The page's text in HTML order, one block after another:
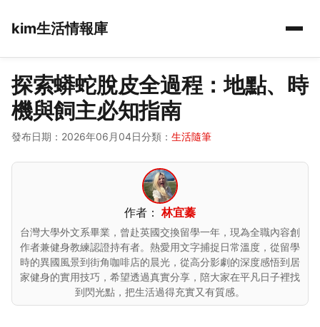
kim生活情報庫
探索蟒蛇脫皮全過程：地點、時
機與飼主必知指南
發布日期：2026年06月04日分類： 生活隨筆
作者：林宜蓁
台灣大學外文系畢業，曾赴英國交換留學一年，現為全職內容創
作者兼健身教練認證持有者。熱愛用文字捕捉日常溫度，從留學
時的異國風景到街角咖啡店的晨光，從高分影劇的深度感悟到居
家健身的實用技巧，希望透過真實分享，陪大家在平凡日子裡找
到閃光點，把生活過得充實又有質感。